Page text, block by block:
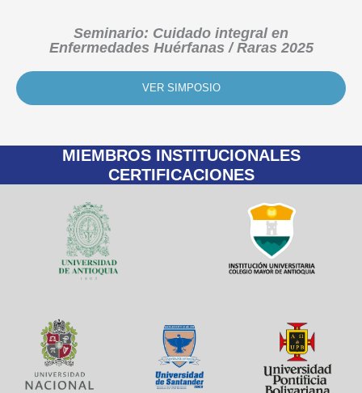
Seminario: Cuidado integral en
Enfermedades Huérfanas / Raras 2025
VER SIMPOSIO
MIEMBROS INSTITUCIONALES
CERTIFICACIONES